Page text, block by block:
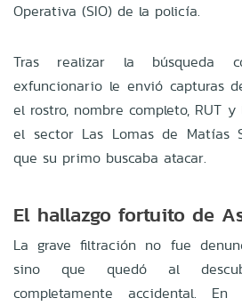
Operativa (SIO) de la policía.
Tras realizar la búsqueda
exfuncionario le envió capturas
el rostro, nombre completo, RUT
el sector Las Lomas de Matías
que su primo buscaba atacar.
El hallazgo fortuito de
La grave filtración no fue
sino que quedó al
completamente accidental.